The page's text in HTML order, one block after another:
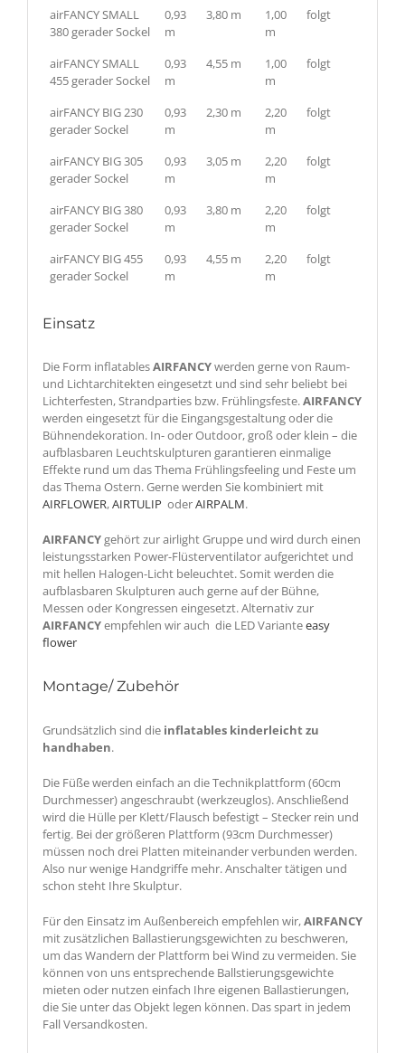
airFANCY SMALL
380 gerader Sockel
0,93
m
3,80 m
1,00
m
folgt
airFANCY SMALL
455 gerader Sockel
0,93
m
4,55 m
1,00
m
folgt
airFANCY BIG 230
gerader Sockel
0,93
m
2,30 m
2,20
m
folgt
airFANCY BIG 305
gerader Sockel
0,93
m
3,05 m
2,20
m
folgt
airFANCY BIG 380
gerader Sockel
0,93
m
3,80 m
2,20
m
folgt
airFANCY BIG 455
gerader Sockel
0,93
m
4,55 m
2,20
m
folgt
Einsatz
Die Form inflatablesAIRFANCYwerden gerne von Raum-
und Lichtarchitekten eingesetzt und sind sehr beliebt bei
Lichterfesten, Strandparties bzw. Frühlingsfeste.AIRFANCY
werden eingesetzt für die Eingangsgestaltung oder die
Bühnendekoration. In- oder Outdoor, groß oder klein – die
aufblasbaren Leuchtskulpturen garantieren einmalige
Effekte rund um das Thema Frühlingsfeeling und Feste um
das Thema Ostern. Gerne werden Sie kombiniert mit
AIRFLOWER,AIRTULIP oderAIRPALM.
AIRFANCYgehört zur airlight Gruppe und wird durch einen
leistungsstarken Power-Flüsterventilator aufgerichtet und
mit hellen Halogen-Licht beleuchtet. Somit werden die
aufblasbaren Skulpturen auch gerne auf der Bühne,
Messen oder Kongressen eingesetzt. Alternativ zur
AIRFANCYempfehlen wir auch die LED Varianteeasy
flower
Montage/ Zubehör
Grundsätzlich sind die inflatables kinderleicht zu
handhaben.
Die Füße werden einfach an die Technikplattform (60cm
Durchmesser) angeschraubt (werkzeuglos). Anschließend
wird die Hülle per Klett/Flausch befestigt – Stecker rein und
fertig. Bei der größeren Plattform (93cm Durchmesser)
müssen noch drei Platten miteinander verbunden werden.
Also nur wenige Handgriffe mehr. Anschalter tätigen und
schon steht Ihre Skulptur.
Für den Einsatz im Außenbereich empfehlen wir,AIRFANCY
mit zusätzlichen Ballastierungsgewichten zu beschweren,
um das Wandern der Plattform bei Wind zu vermeiden. Sie
können von uns entsprechende Ballstierungsgewichte
mieten oder nutzen einfach Ihre eigenen Ballastierungen,
die Sie unter das Objekt legen können. Das spart in jedem
Fall Versandkosten.